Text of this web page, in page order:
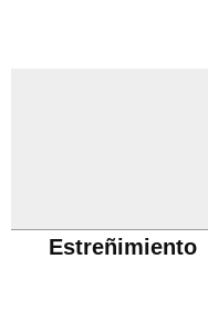
Estreñimiento